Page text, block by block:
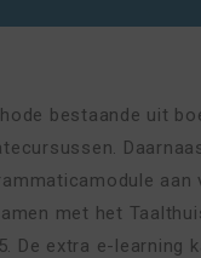
bestaande uit
aan
met het
De extra e-learning